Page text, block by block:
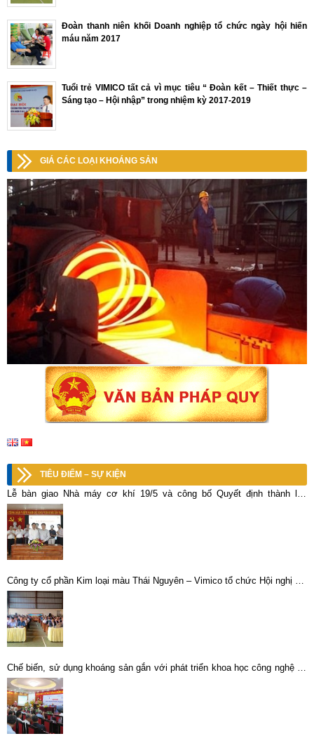
Đoàn thanh niên khối Doanh nghiệp tổ chức ngày hội hiến
máu năm 2017
Tuổi trẻ VIMICO tất cả vì mục tiêu “ Đoàn kết – Thiết thực –
Sáng tạo – Hội nhập” trong nhiệm kỳ 2017-2019
GIÁ CÁC LOẠI KHOÁNG SẢN
TIÊU ĐIỂM – SỰ KIỆN
Lễ bàn giao Nhà máy cơ khí 19/5 và công bố Quyết định thành lập
Xưởng cơ khí 19/5
Công ty cổ phần Kim loại màu Thái Nguyên – Vimico tổ chức Hội nghị đối
thoại định kỳ giữa người sử dụng lao động và người lao động năm 2022.
Chế biến, sử dụng khoáng sản gắn với phát triển khoa học công nghệ và
đổi mới sáng tạo